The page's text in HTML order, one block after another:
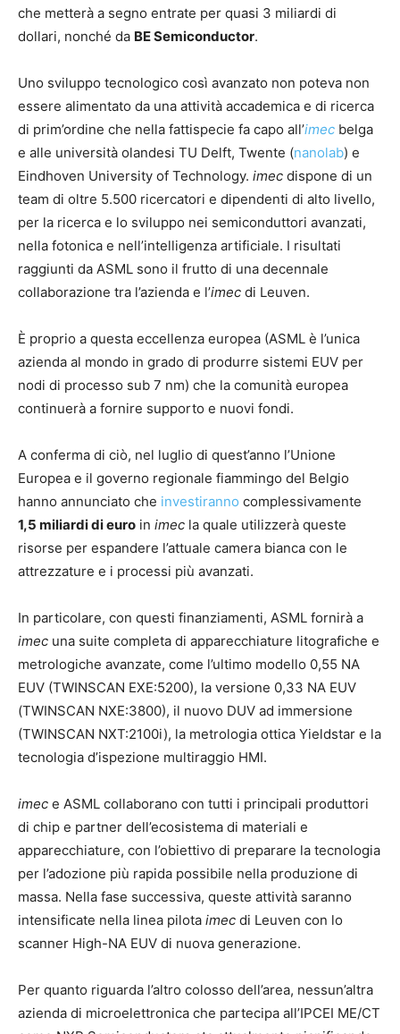
che metterà a segno entrate per quasi 3 miliardi di
dollari, nonché da BE Semiconductor.
Uno sviluppo tecnologico così avanzato non poteva non
essere alimentato da una attività accademica e di ricerca
di prim’ordine che nella fattispecie fa capo all’imec belga
e alle università olandesi TU Delft, Twente (nanolab) e
Eindhoven University of Technology. imec dispone di un
team di oltre 5.500 ricercatori e dipendenti di alto livello,
per la ricerca e lo sviluppo nei semiconduttori avanzati,
nella fotonica e nell’intelligenza artificiale. I risultati
raggiunti da ASML sono il frutto di una decennale
collaborazione tra l’azienda e l’imec di Leuven.
È proprio a questa eccellenza europea (ASML è l’unica
azienda al mondo in grado di produrre sistemi EUV per
nodi di processo sub 7 nm) che la comunità europea
continuerà a fornire supporto e nuovi fondi.
A conferma di ciò, nel luglio di quest’anno l’Unione
Europea e il governo regionale fiammingo del Belgio
hanno annunciato che investiranno complessivamente
1,5 miliardi di euro in imec la quale utilizzerà queste
risorse per espandere l’attuale camera bianca con le
attrezzature e i processi più avanzati.
In particolare, con questi finanziamenti, ASML fornirà a
imec una suite completa di apparecchiature litografiche e
metrologiche avanzate, come l’ultimo modello 0,55 NA
EUV (TWINSCAN EXE:5200), la versione 0,33 NA EUV
(TWINSCAN NXE:3800), il nuovo DUV ad immersione
(TWINSCAN NXT:2100i), la metrologia ottica Yieldstar e la
tecnologia d’ispezione multiraggio HMI.
imec e ASML collaborano con tutti i principali produttori
di chip e partner dell’ecosistema di materiali e
apparecchiature, con l’obiettivo di preparare la tecnologia
per l’adozione più rapida possibile nella produzione di
massa. Nella fase successiva, queste attività saranno
intensificate nella linea pilota imec di Leuven con lo
scanner High-NA EUV di nuova generazione.
Per quanto riguarda l’altro colosso dell’area, nessun’altra
azienda di microelettronica che partecipa all’IPCEI ME/CT